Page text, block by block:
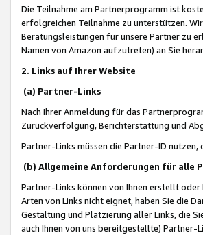
Die Teilnahme am Partnerprogramm ist
erfolgreichen Teilnahme zu unterstützen.
Beratungsleistungen für unsere Partner zu
Namen von Amazon aufzutreten) an Sie
2. Links auf Ihrer Website
(a) Partner-Links
Nach Ihrer Anmeldung für das
Zurückverfolgung, Berichterstattung und
Partner-Links müssen die Partner-ID nutzen,
(b) Allgemeine Anforderungen für alle
Partner-Links können von Ihnen erstellt
Arten von Links nicht eignet, haben Sie die
Gestaltung und Platzierung aller Links, die
auch Ihnen von uns bereitgestellte)